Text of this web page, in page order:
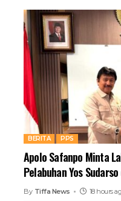
BERITA PPS
Apolo Safanpo Minta
Pelabuhan Yos
By Tiffa News 18 hours